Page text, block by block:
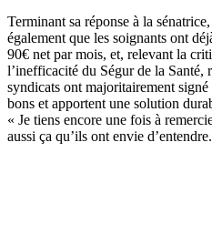
Terminant sa réponse à la
également que les soignants ont
90€ net par mois, et, relevant la
l’inefficacité du Ségur de la Santé,
syndicats ont majoritairement
bons et apportent une solution
« Je tiens encore une fois à
aussi ça qu’ils ont envie